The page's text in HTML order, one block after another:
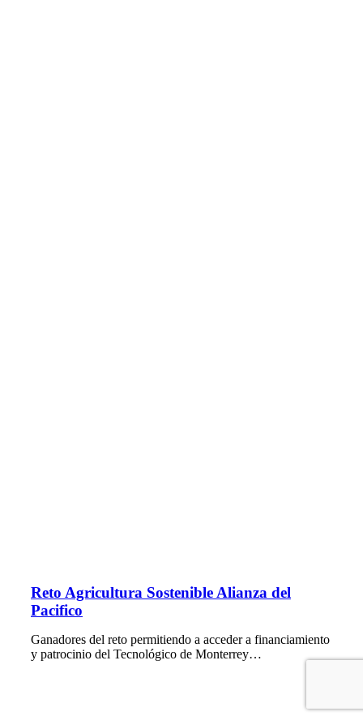
Reto Agricultura Sostenible Alianza del
Pacifico
Ganadores del reto permitiendo a acceder a financiamiento
y patrocinio del Tecnológico de Monterrey…